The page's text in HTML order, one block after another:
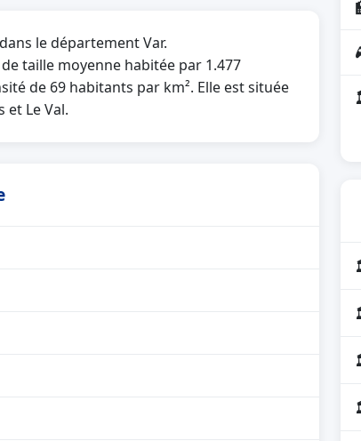
le département Var.
taille moyenne habitée par 1.477
de 69 habitants par km². Elle est située
et Le Val.